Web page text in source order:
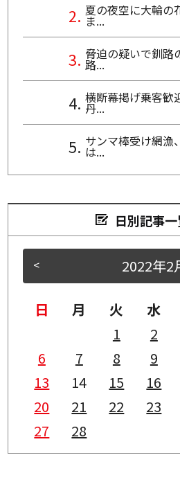
夏の夜空に大輪
ま...
脅迫の疑いで釧路
路...
横断幕掲げ乗客
丹...
サンマ棒受け網漁
は...
日別記事
< 2022年2
日 月 火 水
1
2
6
7 8 9
13
14 15 16
20
21 22 23
27
28